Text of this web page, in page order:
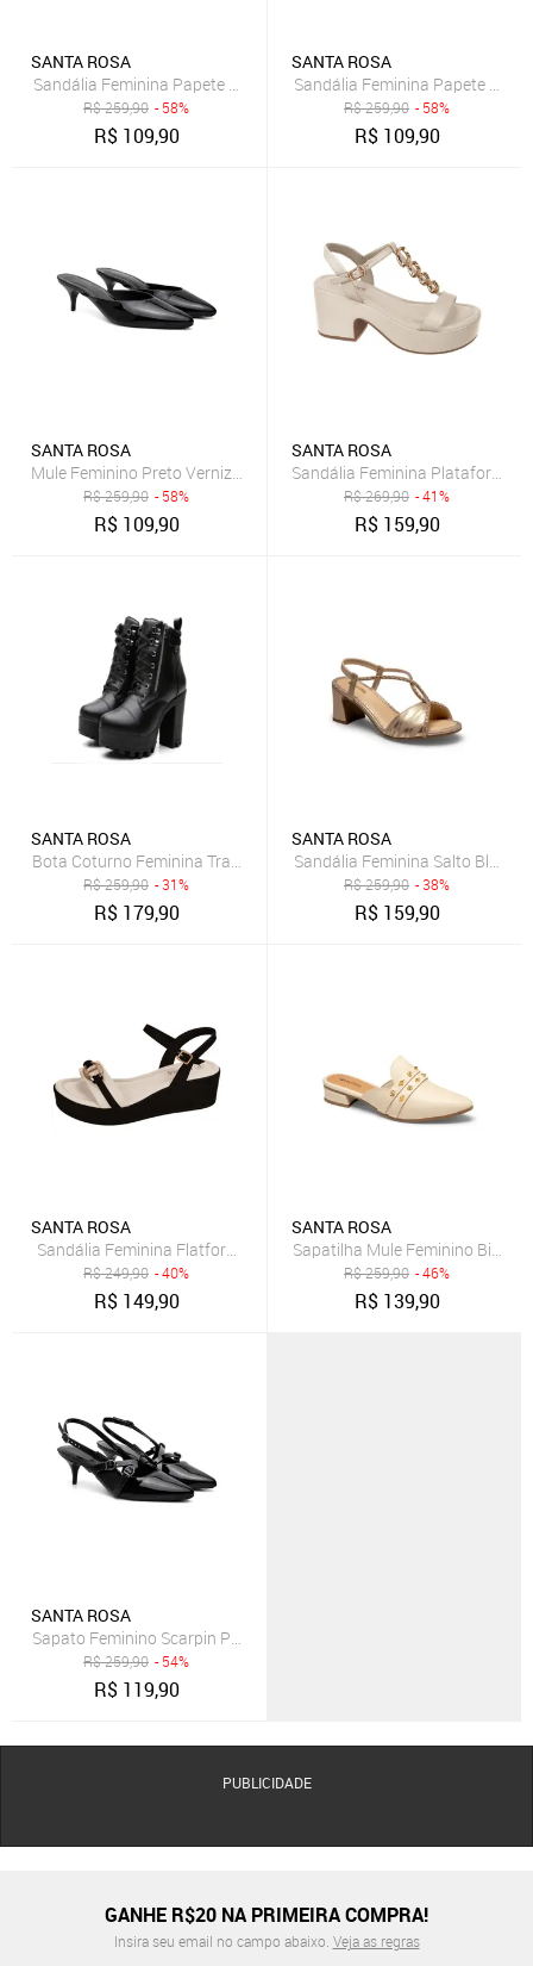
SANTA ROSA
Sandália Feminina Papete Flatform Preta Anel Santa Rosa
R$259,90 - 58%
R$ 109,90
SANTA ROSA
Sandália Feminina Papete de
R$259,90 - 58%
R$ 109,90
SANTA ROSA
Mule Feminino Preto Verniz Salto Fino Baixo
R$259,90 - 58%
R$ 109,90
SANTA ROSA
Sandália Feminina Plataforma
R$269,90 - 41%
R$ 159,90
SANTA ROSA
Bota Coturno Feminina Tratorada Salto Conforto Estilo Detalhe
R$259,90 - 31%
R$ 179,90
SANTA ROSA
Sandália Feminina Salto Bloco
R$259,90 - 38%
R$ 159,90
SANTA ROSA
Sandália Feminina Flatform Preta Fivela Anabela Fivela Santa Rosa
R$249,90 - 40%
R$ 149,90
SANTA ROSA
Sapatilha Mule Feminino Bico
R$259,90 - 46%
R$ 139,90
SANTA ROSA
Sapato Feminino Scarpin Preto Verniz Salto Fino Baixo Fivela
R$259,90 - 54%
R$ 119,90
PUBLICIDADE
GANHE R$20 NA PRIMEIRA COMPRA!
Insira seu email no campo abaixo. Veja as regras